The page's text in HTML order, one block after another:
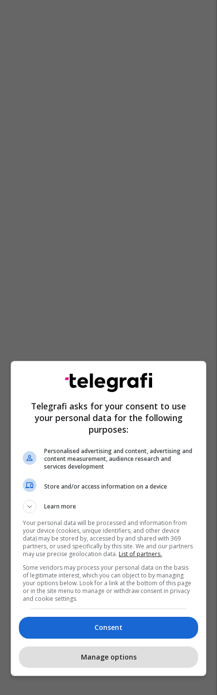
Koalicioni Vlen
Telegrafi asks for your consent to use
your personal data for the following
purposes:
Personalised advertising and content, advertising and
content measurement, audience research and
services development
Store and/or access information on a device
Learn more
Your personal data will be processed and information from
your device (cookies, unique identifiers, and other device
data) may be stored by, accessed by and shared with 369
partners, or used specifically by this site. We and our partners
may use precise geolocation data. List of partners.
Some vendors may process your personal data on the basis
of legitimate interest, which you can object to by managing
your options below. Look for a link at the bottom of this page
or in the site menu to manage or withdraw consent in privacy
and cookie settings.
Consent
Manage options